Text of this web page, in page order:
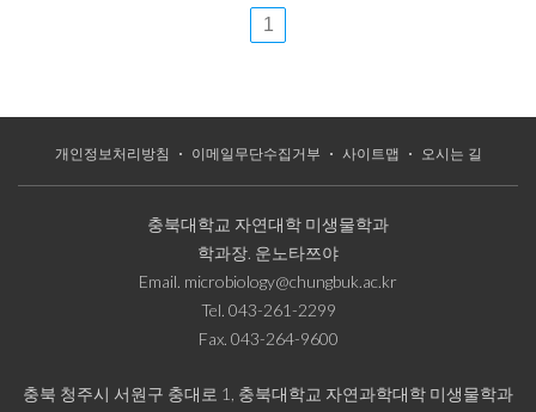
1
개인정보처리방침 이메일무단수집거부 사이트맵 오시는 길
충북대학교 자연대학 미생물학과
학과장. 운노타쯔야
Email. microbiology@chungbuk.ac.kr
Tel. 043-261-2299
Fax. 043-264-9600
충북 청주시 서원구 충대로 1, 충북대학교 자연과학대학 미생물학과